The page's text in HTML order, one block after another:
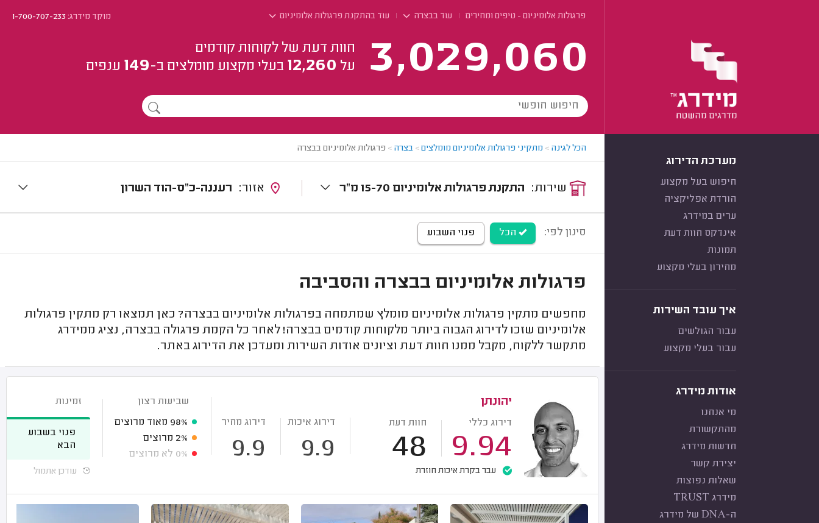
פרגולות אלומיניום - טיפים ומחירים עוד בבצרה עוד בהתקנת פרגולות אלומיניום מוקד מידרג:1-700-707-233
3,029,060
חוות דעת של לקוחות קודמים
על 12,260 בעלי מקצוע מומלצים ב-149 ענפים
מערכת הדירוג
חיפוש בעל מקצוע
הורדת אפליקציה
ערים במידרג
אינדקס חוות דעת
תמונות
מחירון בעלי מקצוע
איך עובד השירות
עבור הגולשים
עבור בעלי מקצוע
אודות מידרג
מי אנחנו
מהתקשורת
חדשות מידרג
יצירת קשר
שאלות נפוצות
מידרג TRUST
ה-DNA של מידרג
הכל לגינה > מתקיני פרגולות אלומיניום מומלצים> בצרה > פרגולות אלומיניום בבצרה
התקנת פרגולות אלומיניום 15-70 מ"ר רעננה-כ"ס-הוד השרון
סינון לפי: הכל פנוי השבוע
פרגולות אלומיניום בבצרה והסביבה
מחפשים מתקין פרגולות אלומיניום מומלץ שמתמחה בפרגולות אלומיניום בבצרה? כאן תמצאו רק מתקין פרגולות
אלומיניום שזכו לדירוג הגבוה ביותר מלקוחות קודמים בבצרה! לאחר כל הקמת פרגולה בבצרה, נציג ממידרג
מתקשר ללקוח, מקבל ממנו חוות דעת וציונים אודות השירות ומעדכן את הדירוג באתר.
יהונתן
דירוג כללי
9.94
חוות דעת
48
דירוג איכות
9.9
דירוג מחיר
9.9
עבר בקרת איכות חוזרת
שביעות רצון
98% מאוד מרוצים
2% מרוצים
0% לא מרוצים
זמינות
פנוי בשבוע
הבא
עודכן אתמול